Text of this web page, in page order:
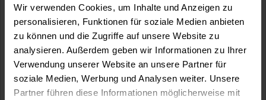
Wir verwenden Cookies, um Inhalte und Anzeigen zu
personalisieren, Funktionen für soziale Medien anbieten
zu können und die Zugriffe auf unsere Website zu
analysieren. Außerdem geben wir Informationen zu Ihrer
Verwendung unserer Website an unsere Partner für
soziale Medien, Werbung und Analysen weiter. Unsere
Partner führen diese Informationen möglicherweise mit
2,5 Liter 89,99 €
2 weitere